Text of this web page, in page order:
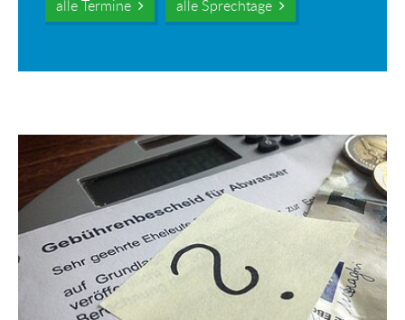
alle Termine alle Sprechtage